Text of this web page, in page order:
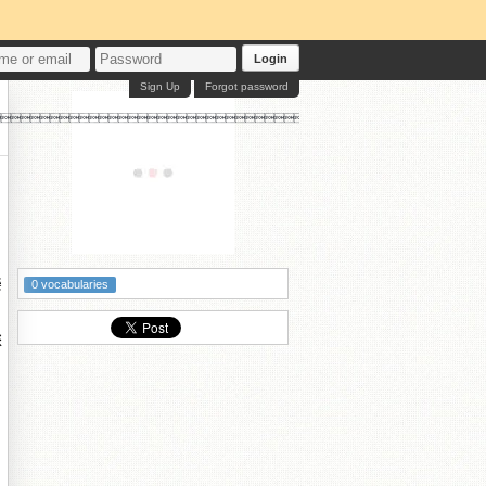
Login
Forgot password
Sign Up
0 vocabularies